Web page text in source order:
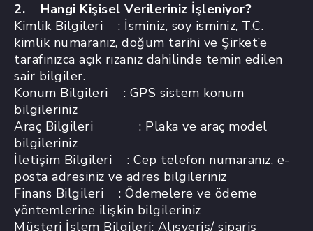
2. Hangi Kişisel Verileriniz İşleniyor?
Kimlik Bilgileri : İsminiz, soy isminiz, T.C.
kimlik numaranız, doğum tarihi ve Şirket’e
tarafınızca açık rızanız dahilinde temin edilen
sair bilgiler.
Konum Bilgileri : GPS sistem konum
bilgileriniz
Araç Bilgileri : Plaka ve araç model
bilgileriniz
İletişim Bilgileri : Cep telefon numaranız, e-
posta adresiniz ve adres bilgileriniz
Finans Bilgileri : Ödemelere ve ödeme
yöntemlerine ilişkin bilgileriniz
Müşteri İşlem Bilgileri: Alışveriş/ sipariş